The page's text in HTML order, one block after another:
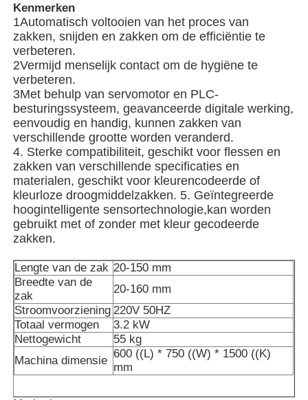
Dehydrerende Inserter-Machine
Kaarttelmachine
Verpakkingsmachines
kartonmachine
vulmachine
Netzakverpakkingsmachine
de verpakkingsmachine van de netwerkzak
Verticale Verpakkingsmachine
Kenmerken
1Automatisch voltooien van het proces van
zakken, snijden en zakken om de efficiëntie te
verbeteren.
2Vermijd menselijk contact om de hygiëne te
verbeteren.
3Met behulp van servomotor en PLC-
besturingssysteem, geavanceerde digitale werking,
eenvoudig en handig, kunnen zakken van
verschillende grootte worden veranderd.
4. Sterke compatibiliteit, geschikt voor flessen en
zakken van verschillende specificaties en
materialen, geschikt voor kleurencodeerde of
kleurloze droogmiddelzakken. 5. Geïntegreerde
hoogintelligente sensortechnologie,kan worden
gebruikt met of zonder met kleur gecodeerde
zakken.
Lengte van de zak 20-150 mm
Breedte van de
zak
20-160 mm
Stroomvoorziening 220V 50HZ
Totaal vermogen
3.2 kW
Nettogewicht
55 kg
Machina dimensie
600 ((L) * 750 ((W) * 1500 ((K)
mm